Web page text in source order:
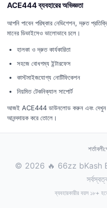
ACE444 ব্যবহারের অভিজ্ঞতা
আপনি পাবেন পরিষ্কার নেভিগেশন, দ্রুত
মানের ডিভাইসেও ভালোভাবে চলে।
হালকা ও দ্রুত কার্যকারিতা
সহজে বোধগম্য ইন্টারফেস
কাস্টমাইজযোগ্য নোটিফিকেশন
নিয়মিত টেকনিক্যাল সাপোর্ট
আজই ACE444 ডাউনলোড করুন এবং দেখুন
আনন্দদায়ক করে তোলে।
শর্তাবলী
© 2026 🔥 66zz bKash
ব্যবহারকারীর বয়স ১৮+